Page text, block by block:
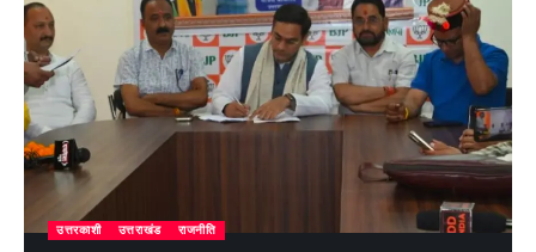
उत्तरकाशी उत्तराखंड राजनीति